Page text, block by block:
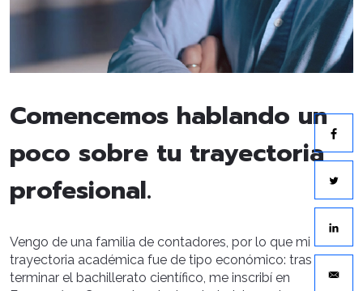
Comencemos hablando un
poco sobre tu trayectoria
profesional.
Vengo de una familia de contadores, por lo que mi
trayectoria académica fue de tipo económico: tras
terminar el bachillerato científico, me inscribí en